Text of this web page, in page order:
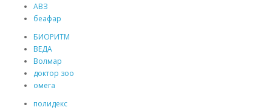
АВЗ
беафар
БИОРИТМ
ВЕДА
Волмар
доктор зоо
омега
полидекс